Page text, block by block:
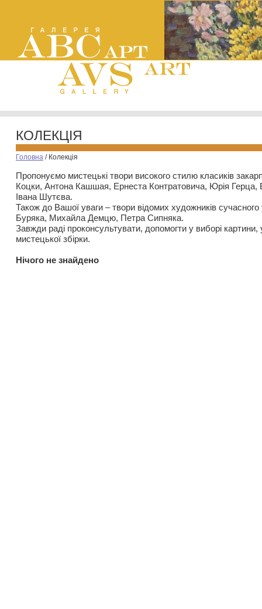
КОЛЕКЦІЯ
Головна / Колекція
Пропонуємо мистецькі твори високого стилю класиків
Коцки, Антона Кашшая, Ернеста Контратовича, Юрія
Івана Шутєва.
Також до Вашої уваги – твори відомих художників
Буряка, Михайла Демцю, Петра Сипняка.
Завжди раді проконсультувати, допомогти у виборі картини,
мистецької збірки.
Нiчого не знайдено